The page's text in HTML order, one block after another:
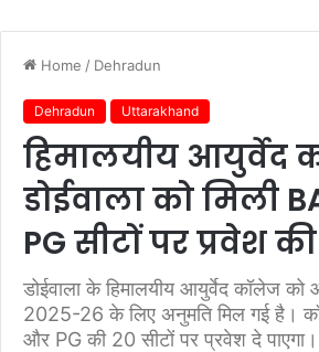
Home / Dehradun
Dehradun Uttarakhand
हिमालयीय आयुर्वेद
डोईवाला को मिली
PG सीटों पर प्रवेश
डोईवाला के हिमालयीय आयुर्वेद कॉलेज
2025-26 के लिए अनुमति मिल गई है।
और PG की 20 सीटों पर प्रवेश दे